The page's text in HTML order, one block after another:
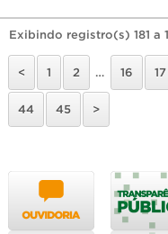
Exibindo registro(s) 181 a
< 1 2 … 16 17
44 45 >